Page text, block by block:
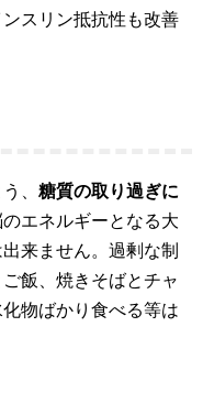
スリン抵抗性も改善
、 糖質の取り過ぎに
エネルギーとなる大
来ません。過剰な制
飯、焼きそばとチャ
物ばかり食べる等は